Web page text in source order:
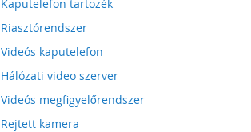
Kaputelefon tartozék
Riasztórendszer
Videós kaputelefon
Hálózati video szerver
Videós megfigyelőrendszer
Rejtett kamera